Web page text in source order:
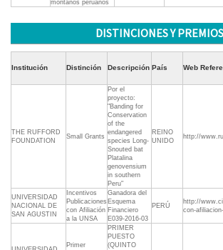
montanos peruanos
DISTINCIONES Y PREMIOS
Institución Distinción Descripción País Web
THE RUFFORD
FOUNDATION
Small Grants
Por el
proyecto:
"Banding for
Conservation
of the
endangered
species Long-
Snouted bat
Platalina
genovensium
in southern
Peru"
REINO
UNIDO
http://
UNIVERSIDAD
NACIONAL DE
SAN AGUSTIN
Incentivos
Publicaciones
con Afiliación
a la UNSA
Ganadora del
Esquema
Financiero
E039-2016-03
PERÚ
http://
con-
Primer
PRIMER
PUESTO
(QUINTO